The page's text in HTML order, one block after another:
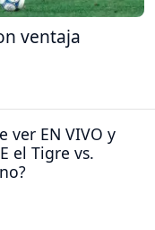
ventaja
ver EN VIVO y
el Tigre vs.